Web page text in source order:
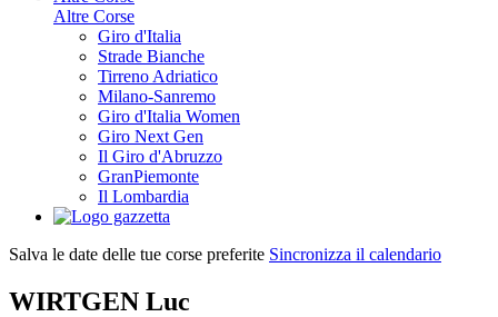
Altre Corse
Giro d'Italia
Strade Bianche
Tirreno Adriatico
Milano-Sanremo
Giro d'Italia Women
Giro Next Gen
Il Giro d'Abruzzo
GranPiemonte
Il Lombardia
Salva le date delle tue corse preferite Sincronizza il calendario
WIRTGEN Luc